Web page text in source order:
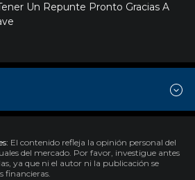
Un Repunte Pronto Gracias A
El contenido refleja la opinión personal del
del mercado. Por favor, investigue antes
ya que ni el autor ni la publicación se
financieras.